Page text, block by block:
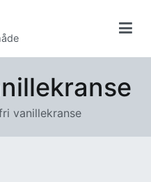
vanillekranse